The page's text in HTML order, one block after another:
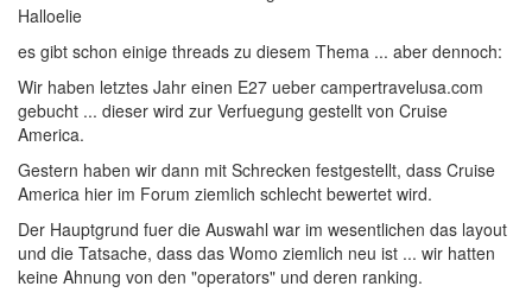
Halloelie
es gibt schon einige threads zu diesem Thema ... aber dennoch:
Wir haben letztes Jahr einen E27 ueber campertravelusa.com
gebucht ... dieser wird zur Verfuegung gestellt von Cruise
America.
Gestern haben wir dann mit Schrecken festgestellt, dass Cruise
America hier im Forum ziemlich schlecht bewertet wird.
Der Hauptgrund fuer die Auswahl war im wesentlichen das layout
und die Tatsache, dass das Womo ziemlich neu ist ... wir hatten
keine Ahnung von den "operators" und deren ranking.